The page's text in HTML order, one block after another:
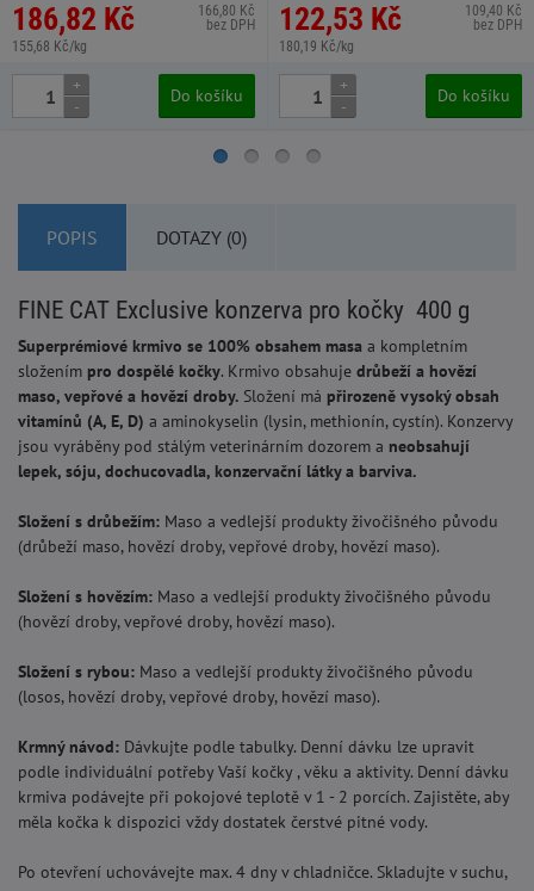
186,82 Kč
155,68 Kč/kg
166,80 Kč
bez DPH
+
-
Do košíku
122,53 Kč
180,19 Kč/kg
109,40 Kč
bez DPH
+
-
Do košíku
POPIS DOTAZY (0)
FINE CAT Exclusive konzerva pro kočky 400 g
Superprémiové krmivo se 100% obsahem masa a kompletním
složením pro dospělé kočky. Krmivo obsahuje drůbeží a hovězí
maso, vepřové a hovězí droby. Složení má přirozeně vysoký obsah
vitamínů (A, E, D) a aminokyselin (lysin, methionín, cystín). Konzervy
jsou vyráběny pod stálým veterinárním dozorem a neobsahují
lepek, sóju, dochucovadla, konzervační látky a barviva.
Složení s drůbežím: Maso a vedlejší produkty živočišného původu
(drůbeží maso, hovězí droby, vepřové droby, hovězí maso).
Složení s hovězím: Maso a vedlejší produkty živočišného původu
(hovězí droby, vepřové droby, hovězí maso).
Složení s rybou: Maso a vedlejší produkty živočišného původu
(losos, hovězí droby, vepřové droby, hovězí maso).
Krmný návod: Dávkujte podle tabulky. Denní dávku lze upravit
podle individuální potřeby Vaší kočky , věku a aktivity. Denní dávku
krmiva podávejte při pokojové teplotě v 1 - 2 porcích. Zajistěte, aby
měla kočka k dispozici vždy dostatek čerstvé pitné vody.
Po otevření uchovávejte max. 4 dny v chladničce. Skladujte v suchu,